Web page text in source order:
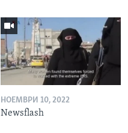
НОЕМВРИ 10, 2022
Newsflash